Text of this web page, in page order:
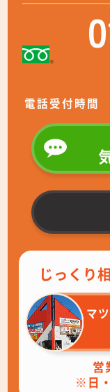
電話受付時間
じっくり
マ
営
※日